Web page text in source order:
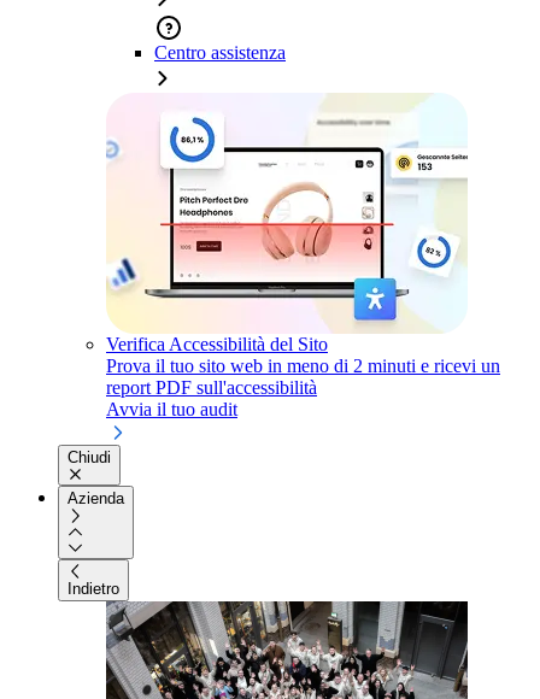
Centro assistenza
Verifica Accessibilità del Sito
Prova il tuo sito web in meno di 2 minuti e ricevi un
report PDF sull'accessibilità
Avvia il tuo audit
Chiudi
Azienda
Indietro